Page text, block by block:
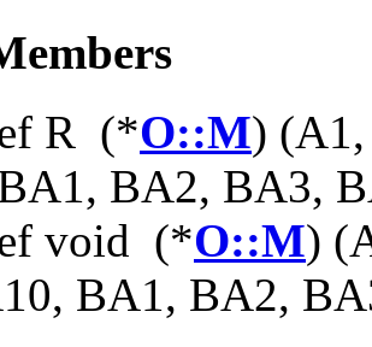
R (*O::M)
BA2, BA3,
void (*O::M)
BA1, BA2,